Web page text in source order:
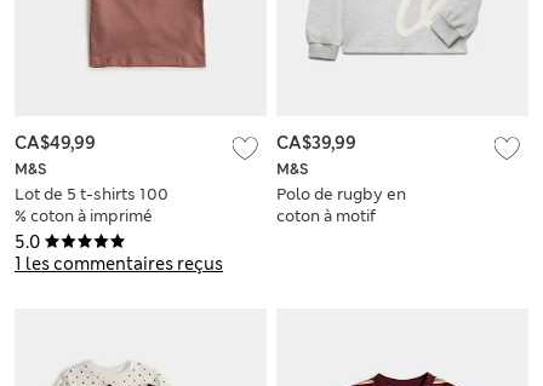
5.0
1 les commentaires reçus
M&S
Lot de 5 t-shirts 100
% coton à imprimé
palmier (du 2 au 8
ans)
CA$49,99
M&S
Polo de rugby en
coton à motif
CA$39,99